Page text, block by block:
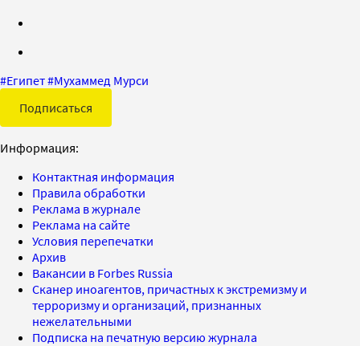
#Египет#Мухаммед Мурси
Подписаться
Информация:
Контактная информация
Правила обработки
Реклама в журнале
Реклама на сайте
Условия перепечатки
Архив
Вакансии в Forbes Russia
Сканер иноагентов, причастных к экстремизму и
терроризму и организаций, признанных
нежелательными
Подписка на печатную версию журнала